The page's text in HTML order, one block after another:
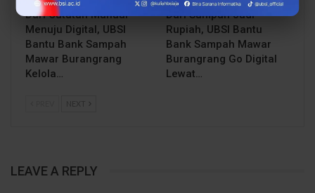
Dari Catatan Manual
Menuju Digital, UBSI
Bantu Bank Sampah
Mawar Burangrang
Kelola…
Dari Sampah Jadi
Rupiah, UBSI Bantu
Bank Sampah Mawar
Burangrang Go Digital
Lewat…
NEXT
LEAVE A REPLY